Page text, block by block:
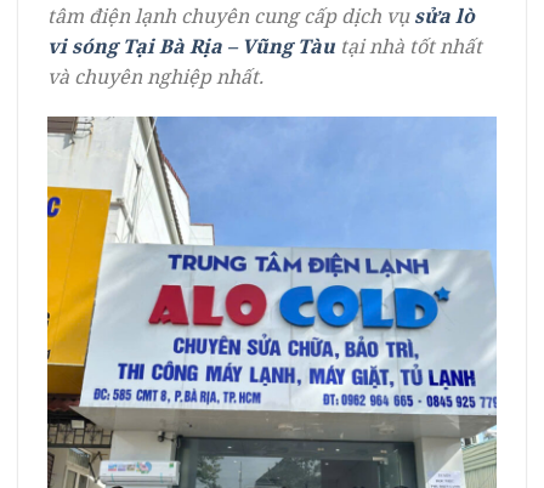
tâm điện lạnh chuyên cung cấp dịch vụsửa lò
vi sóng Tại Bà Rịa – Vũng Tàu tại nhà tốt nhất
và chuyên nghiệp nhất.